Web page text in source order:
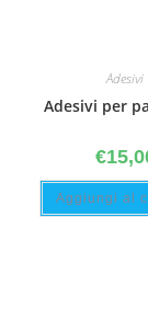
Adesivi
Adesivi per
€
Aggiungi al